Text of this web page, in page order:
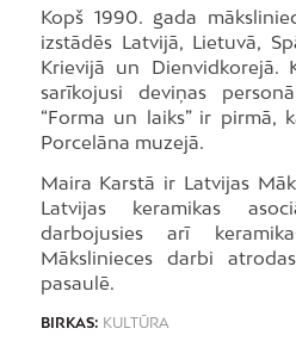
Kopš 1990. gada
izstādēs Latvijā, Lietuvā,
Krievijā un Dienvidkorejā.
sarīkojusi deviņas
“Forma un laiks” ir pirmā,
Porcelāna muzejā.
Maira Karstā ir Latvijas
Latvijas keramikas
darbojusies arī
Mākslinieces darbi
pasaulē.
BIRKAS: KULTŪRA